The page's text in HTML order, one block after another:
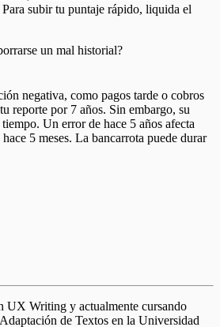
subir tu puntaje rápido, liquida el
un mal historial?
negativa, como pagos tarde o cobros
reporte por 7 años. Sin embargo, su
Un error de hace 5 años afecta
5 meses. La bancarrota puede durar
UX Writing y actualmente cursando
de Textos en la Universidad